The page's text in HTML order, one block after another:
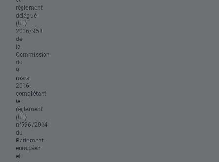
règlement
délégué
(UE)
2016/958
de
la
Commission
du
9
mars
2016
complétant
le
règlement
(UE)
n°596/2014
du
Parlement
européen
et